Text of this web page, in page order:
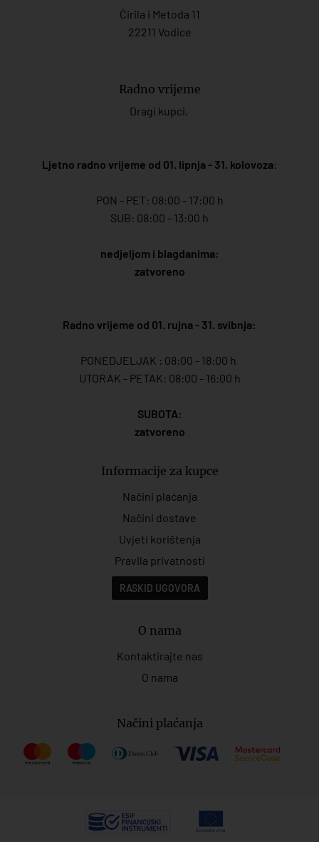
Ćirila i Metoda 11
22211 Vodice
Radno vrijeme
Dragi kupci,
Ljetno radno vrijeme od 01. lipnja - 31. kolovoza:
PON - PET: 08:00 - 17:00 h
SUB: 08:00 - 13:00 h
nedjeljom i blagdanima:
zatvoreno
Radno vrijeme od 01. rujna - 31. svibnja:
PONEDJELJAK : 08:00 - 18:00 h
UTORAK - PETAK: 08:00 - 16:00 h
SUBOTA:
zatvoreno
Informacije za kupce
Načini plaćanja
Načini dostave
Uvjeti korištenja
Pravila privatnosti
RASKID UGOVORA
O nama
Kontaktirajte nas
O nama
Načini plaćanja